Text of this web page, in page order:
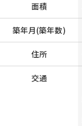
面積
築年月(築年数)
住所
交通